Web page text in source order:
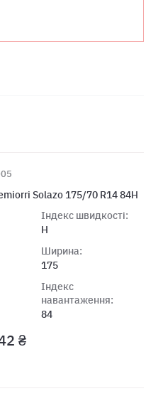
Solazo 175/70 R14 84H
Індекс швидкості:
H
Ширина:
175
Індекс
навантаження:
84
₴